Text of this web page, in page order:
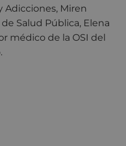
Adicciones, Miren
Salud Pública, Elena
médico de la OSI del